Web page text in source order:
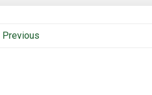
Previous